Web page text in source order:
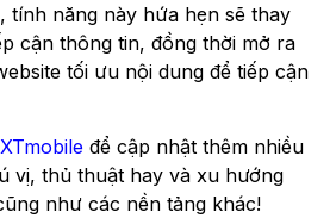
tính năng này hứa hẹn sẽ thay
cận thông tin, đồng thời mở ra
tối ưu nội dung để tiếp cận
XTmobile để cập nhật thêm nhiều
vị, thủ thuật hay và xu hướng
như các nền tảng khác!